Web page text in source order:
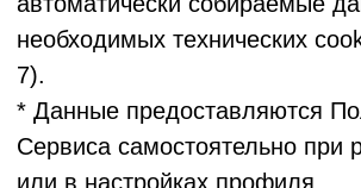
порядке), занятии предпринимательской
деятельностью; номер расчетного счета.
2.3. Данные Клиента Заказчика:
ООО "ЛОЯЛ КЛАБ" вправе обрабатывать
персональные данные Клиентов Заказчика,
предоставленные Заказчиком по его
поручению, такие как: фамилия, имя,